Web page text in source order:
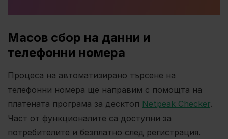
Масов сбор на данни и
телефонни номера
Процеса на автоматизирано търсене на
телефонни номера ще направим с помощта на
платената програма за десктоп Netpeak Checker.
Част от функционалите са доступни за
потребителите и безплатно след регистрация.